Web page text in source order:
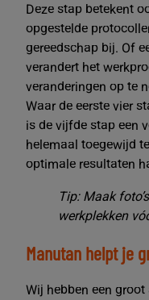
Deze stap betekent
opgestelde
gereedschap bij. Of
verandert het
veranderingen op te
Waar de eerste vier
is de vijfde stap een
helemaal toegewijd
optimale resultaten
Tip: Maak
werkplekken
Manutan helpt je
Wij hebben een